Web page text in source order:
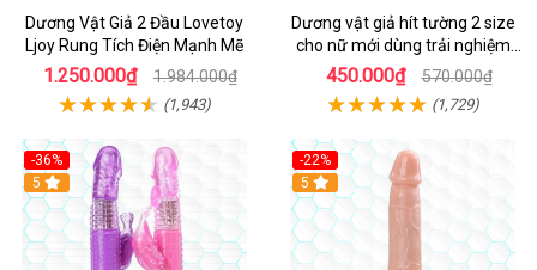
Dương Vật Giả 2 Đầu Lovetoy
Ljoy Rung Tích Điện Mạnh Mẽ
1.250.000₫ 1.984.000₫
(1,943)
Dương vật giả hít tường 2 size
cho nữ mới dùng trải nghiệm
thật
450.000₫ 570.000₫
(1,729)
-36%
Hot
5
-22%
Hot
5